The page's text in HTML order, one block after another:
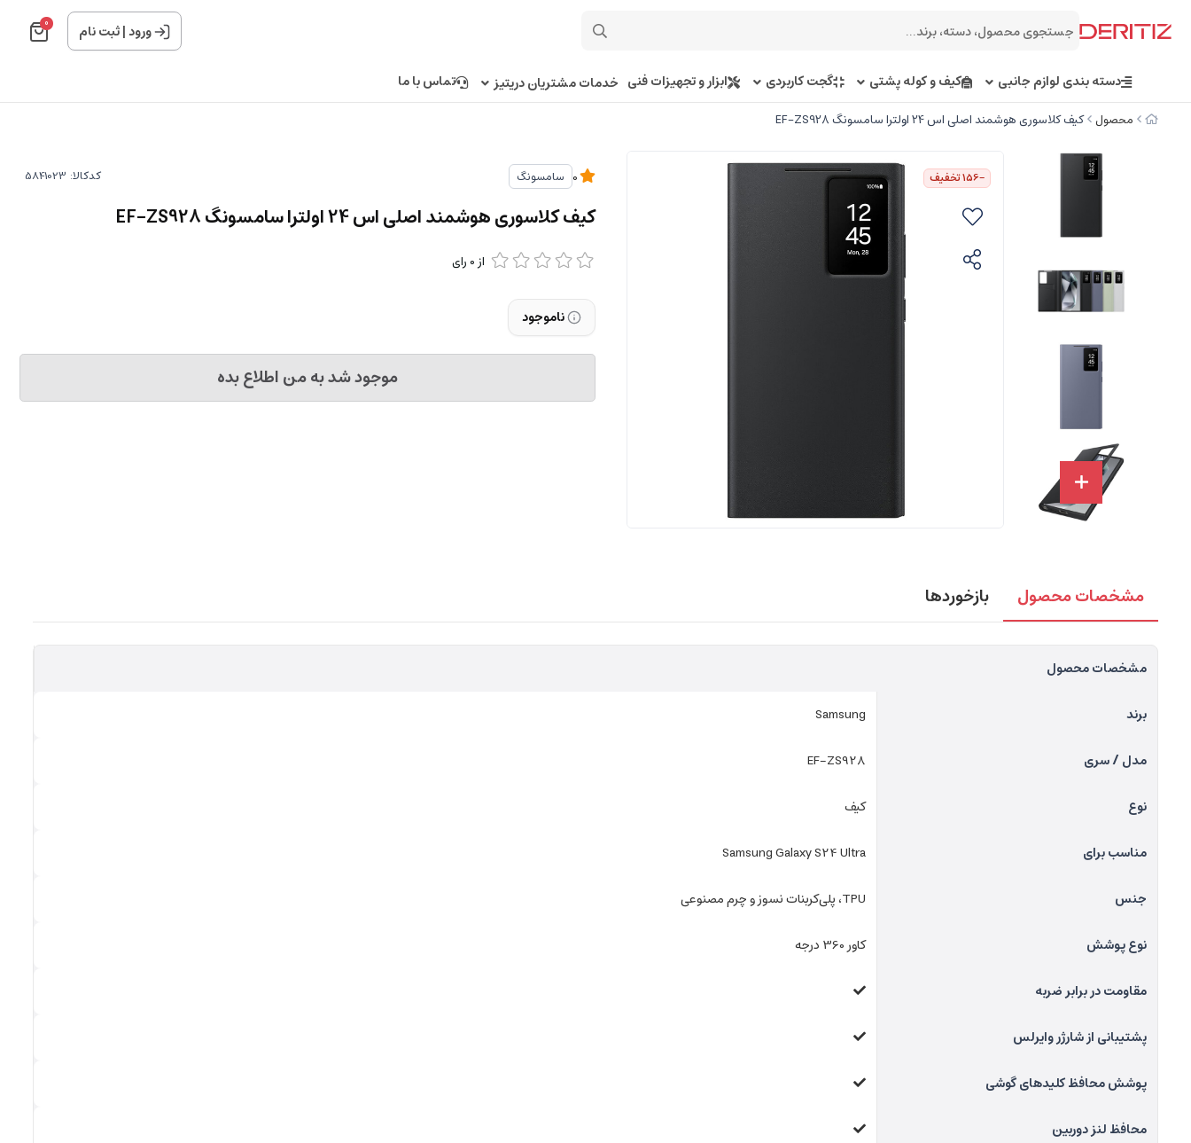
ورود|ثبت نام 0
دسته بندی لوازم جانبی کیف و کوله پشتی گجت کاربردی ابزار و تجهیزات فنی خدمات مشتریان دریتیز تماس با ما
محصول کیف کلاسوری هوشمند اصلی اس 24 اولترا سامسونگ EF-ZS928
-156 تخفیف سامسونگ کدکالا:
کیف کلاسوری هوشمند اصلی اس 24 اولترا سامسونگ EF-ZS928
از 0 رای
ناموجود
موجود شد به من اطلاع بده
مشخصات محصول بازخوردها
مشخصات محصول
برند Samsung
مدل / سری EF-ZS928
نوع کیف
مناسب برای Samsung Galaxy S24 Ultra
جنس TPU، پلی‌کربنات نسوز و چرم مصنوعی
نوع پوشش کاور 360 درجه
مقاومت در برابر ضربه
پشتیبانی از شارژر وایرلس
پوشش محافظ کلیدهای گوشی
محافظ لنز دوربین